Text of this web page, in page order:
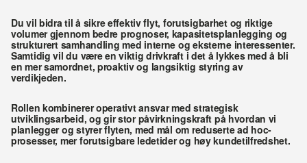
Du vil bidra til å sikre effektiv flyt, forutsigbarhet og riktige
volumer gjennom bedre prognoser, kapasitetsplanlegging og
strukturert samhandling med interne og eksterne interessenter.
Samtidig vil du være en viktig drivkraft i det å lykkes med å bli
en mer samordnet, proaktiv og langsiktig styring av
verdikjeden.
Rollen kombinerer operativt ansvar med strategisk
utviklingsarbeid, og gir stor påvirkningskraft på hvordan vi
planlegger og styrer flyten, med mål om reduserte ad hoc-
prosesser, mer forutsigbare ledetider og høy kundetilfredshet.